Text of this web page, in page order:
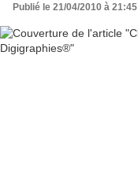
Publié le 21/04/2010 à 21:45